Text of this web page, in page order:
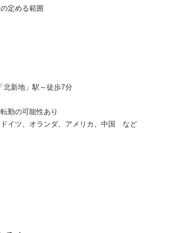
定める範囲
北新地」駅～徒歩7分
勤の可能性あり
イツ、オランダ、アメリカ、中国 など